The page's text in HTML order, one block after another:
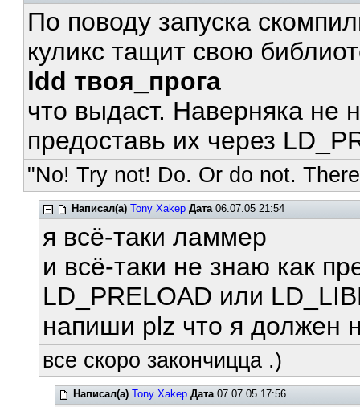
По поводу запуска
куликс тащит свою
ldd твоя_прога
что выдаст. Наверняка не
предоставь их через
"No! Try not! Do. Or do not.
Написал(а) Tony Xakep Дата06.07.05 21:54
я всё-таки ламмер
и всё-таки не знаю как
LD_PRELOAD или
напиши plz что я должен
все скоро закончицца .)
Написал(а) Tony Xakep Дата07.07.05 17:56